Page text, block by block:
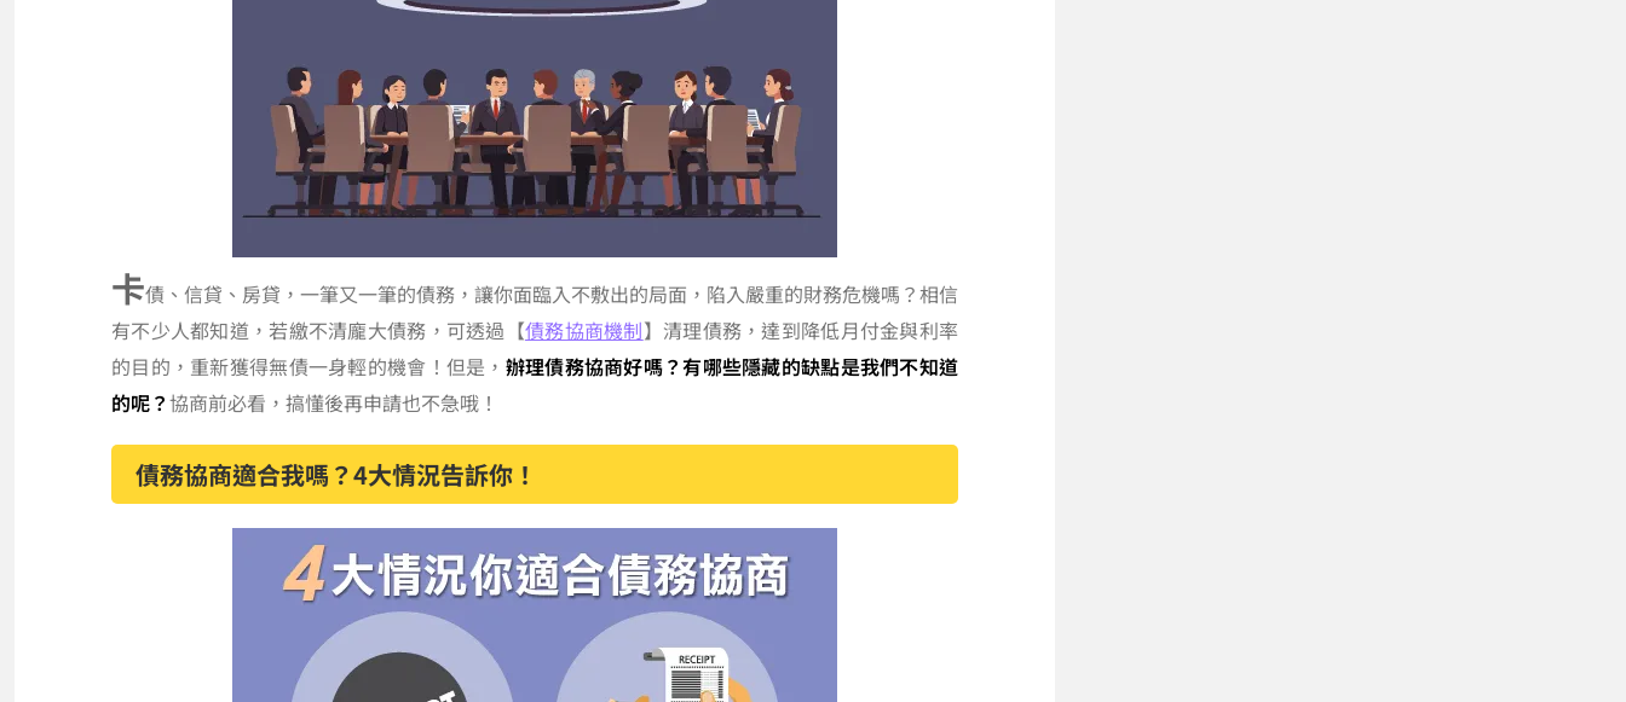
卡債、信貸、房貸，一筆又一筆的債務，讓你面臨入不敷出的局面，陷入嚴重的財務危機嗎？相信
有不少人都知道，若繳不清龐大債務，可透過【債務協商機制】清理債務，達到降低月付金與利率
的目的，重新獲得無債一身輕的機會！但是， 辦理債務協商好嗎？有哪些隱藏的缺點是我們不知道
的呢？協商前必看，搞懂後再申請也不急哦！
債務協商適合我嗎？4大情況告訴你！